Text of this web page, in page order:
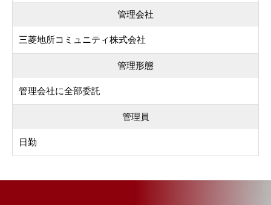
管理会社
三菱地所コミュニティ株式会社
管理形態
管理会社に全部委託
管理員
日勤